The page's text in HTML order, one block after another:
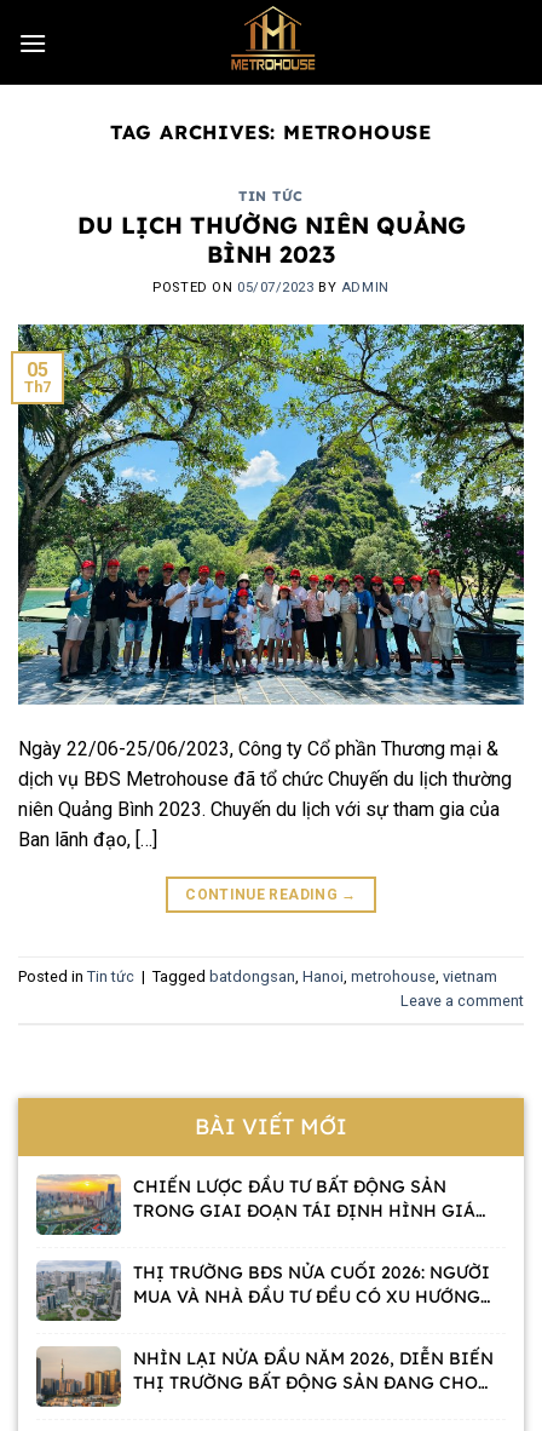
TAG ARCHIVES: METROHOUSE
TIN TỨC
DU LỊCH THƯỜNG NIÊN QUẢNG
BÌNH 2023
POSTED ON 05/07/2023 BY ADMIN
05
Th7
Ngày 22/06-25/06/2023, Công ty Cổ phần Thương mại &
dịch vụ BĐS Metrohouse đã tổ chức Chuyến du lịch thường
niên Quảng Bình 2023. Chuyến du lịch với sự tham gia của
Ban lãnh đạo, […]
CONTINUE READING →
Posted in Tin tức | Tagged batdongsan, Hanoi, metrohouse, vietnam
Leave a comment
BÀI VIẾT MỚI
CHIẾN LƯỢC ĐẦU TƯ BẤT ĐỘNG SẢN
TRONG GIAI ĐOẠN TÁI ĐỊNH HÌNH GIÁ
THỊ TRƯỜNG BĐS NỬA CUỐI 2026: NGƯỜI
MUA VÀ NHÀ ĐẦU TƯ ĐỀU CÓ XU HƯỚNG
NHÌN LẠI NỬA ĐẦU NĂM 2026, DIỄN BIẾN
THỊ TRƯỜNG BẤT ĐỘNG SẢN ĐANG CHO